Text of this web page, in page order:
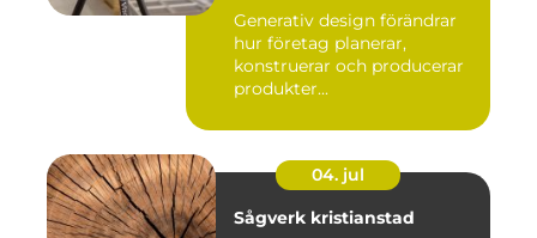
Generativ design förändrar
hur företag planerar,
konstruerar och producerar
produkter...
04. jul
Sågverk kristianstad